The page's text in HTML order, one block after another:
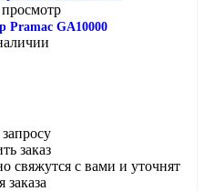
Pramac GA10000
заказ
свяжутся с вами и уточнят
заказа